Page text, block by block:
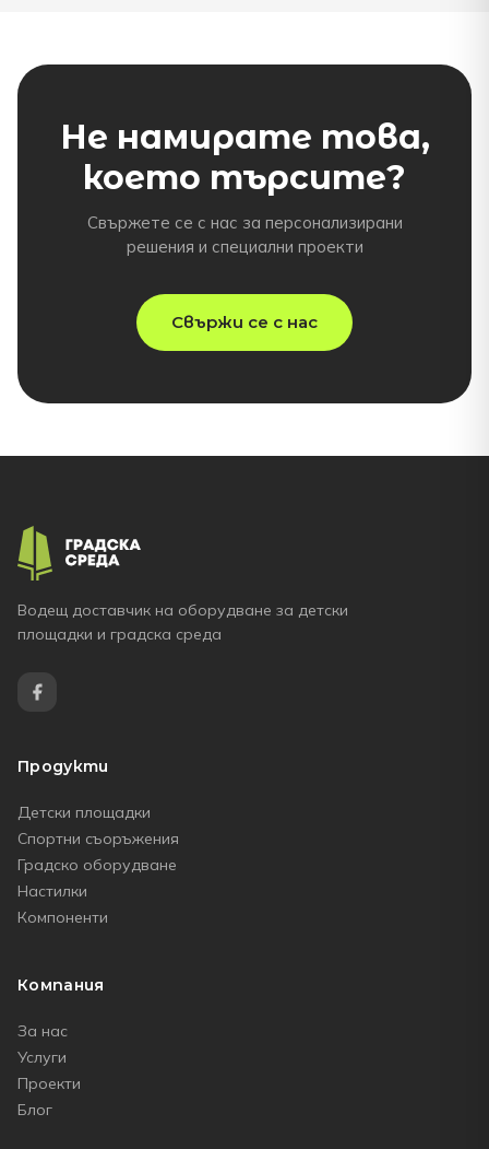
Не намирате това,
което търсите?
Свържете се с нас за персонализирани
решения и специални проекти
Свържи се с нас
Водещ доставчик на оборудване за детски
площадки и градска среда
Продукти
Детски площадки
Спортни съоръжения
Градско оборудване
Настилки
Компоненти
Компания
За нас
Услуги
Проекти
Блог